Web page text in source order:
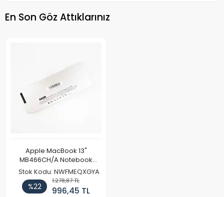
En Son Göz Attıklarınız
Apple MacBook 13"
MB466CH/A Notebook
Batarya Pil
Stok Kodu: NWFMEQXGYA
%22
1.278,87 TL
996,45 TL